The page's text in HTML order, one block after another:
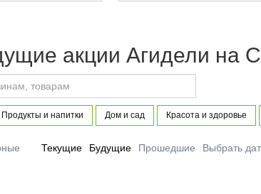
акции Агидели на
Продукты и напитки Дом и сад Красота и здоровье
Текущие Будущие Прошедшие Выбрать